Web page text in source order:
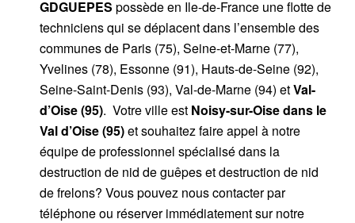
GDGUEPES possède en Ile-de-France une flotte de
techniciens qui se déplacent dans l’ensemble des
communes de Paris (75), Seine-et-Marne (77),
Yvelines (78), Essonne (91), Hauts-de-Seine (92),
Seine-Saint-Denis (93), Val-de-Marne (94) etVal-
d’Oise (95). Votre ville est Noisy-sur-Oise dans le
Val d’Oise (95)et souhaitez faire appel à notre
équipe de professionnel spécialisé dans la
destruction de nid de guêpes et destruction de nid
de frelons? Vous pouvez nous contacter par
téléphone ou réserver immédiatement sur notre